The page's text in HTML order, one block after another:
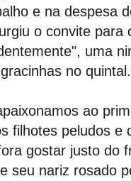
e na despesa
o convite
uma
no quintal.
ao
filhotes peludos e
gostar justo do
seu nariz rosado